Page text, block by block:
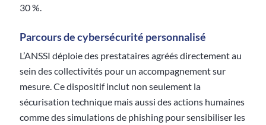
30 %.
Parcours de cybersécurité personnalisé
L’ANSSI déploie des prestataires agréés directement au
sein des collectivités pour un accompagnement sur
mesure. Ce dispositif inclut non seulement la
sécurisation technique mais aussi des actions humaines
comme des simulations de phishing pour sensibiliser les